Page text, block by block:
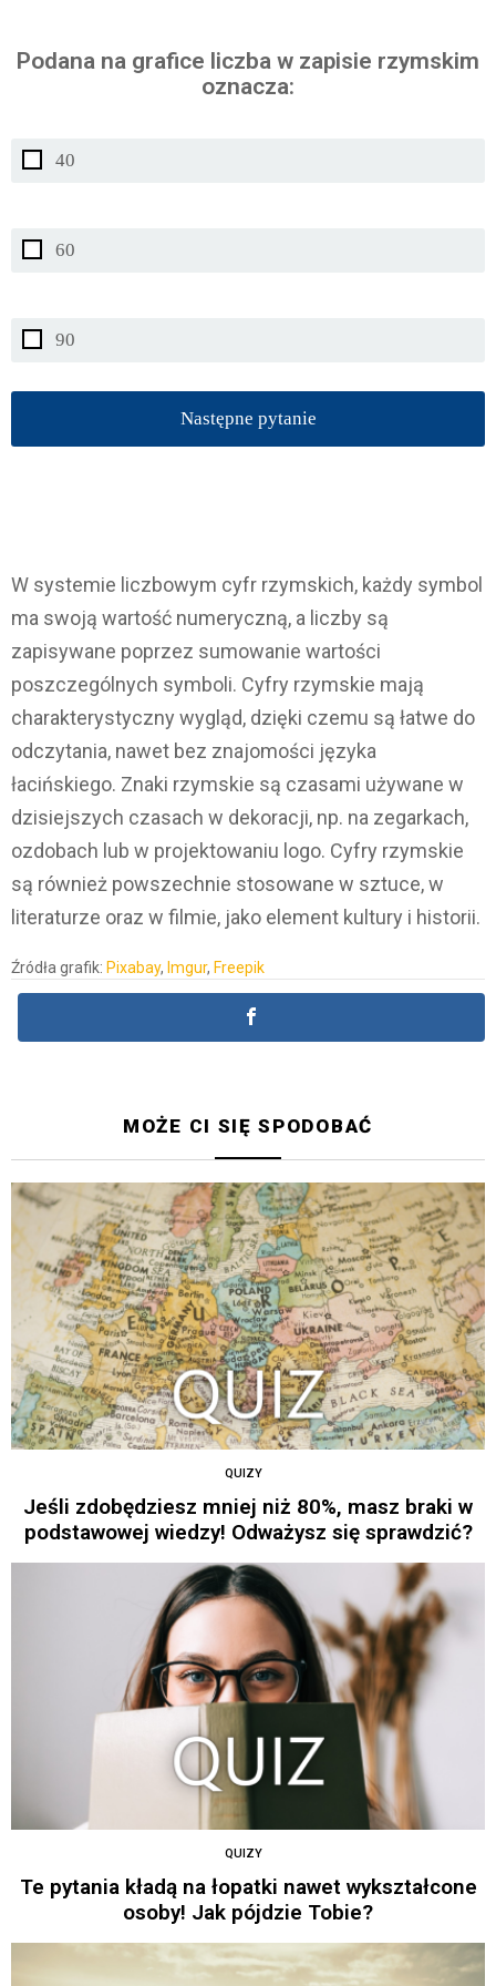
Podana na grafice liczba w zapisie rzymskim
oznacza:
40
60
90
Następne pytanie
W systemie liczbowym cyfr rzymskich, każdy symbol
ma swoją wartość numeryczną, a liczby są
zapisywane poprzez sumowanie wartości
poszczególnych symboli. Cyfry rzymskie mają
charakterystyczny wygląd, dzięki czemu są łatwe do
odczytania, nawet bez znajomości języka
łacińskiego. Znaki rzymskie są czasami używane w
dzisiejszych czasach w dekoracji, np. na zegarkach,
ozdobach lub w projektowaniu logo. Cyfry rzymskie
są również powszechnie stosowane w sztuce, w
literaturze oraz w filmie, jako element kultury i historii.
Źródła grafik: Pixabay, Imgur, Freepik
MOŻE CI SIĘ SPODOBAĆ
QUIZY
Jeśli zdobędziesz mniej niż 80%, masz braki w
podstawowej wiedzy! Odważysz się sprawdzić?
QUIZY
Te pytania kładą na łopatki nawet wykształcone
osoby! Jak pójdzie Tobie?